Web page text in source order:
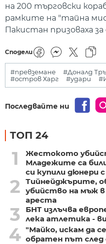
на 200 търговски
рамките на "тайна
Пакистан призоваха за
Сподели
#превземане
#Доналд
#остров Харг
#удари
Последвайте ни
ТОП 24
1
Жестокото
Младежите са
си купили дюнери
2
Тийнейджърите,
убийство на мъж
ареста
3
БНТ излъчва
лека атлетика -
4 "Майко, искам да
обратен път след